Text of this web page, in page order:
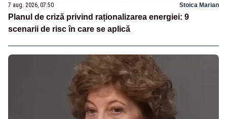
7 aug. 2026, 07:50 Stoica Marian
Planul de criză privind raționalizarea energiei: 9
scenarii de risc în care se aplică